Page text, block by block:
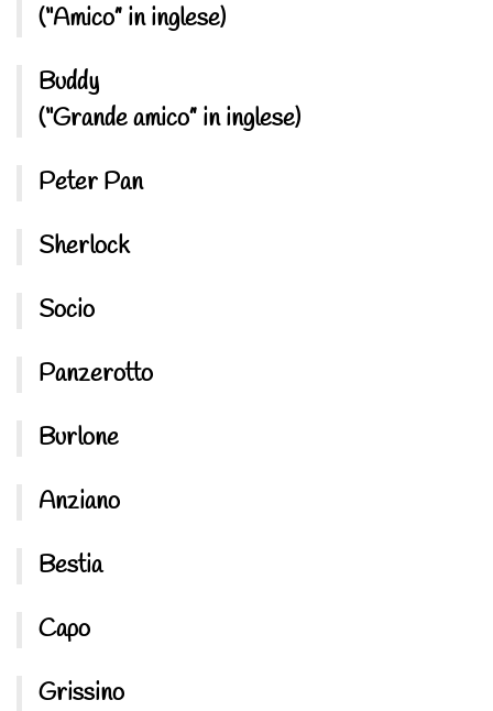
(“Amico” in inglese)
Buddy
(“Grande amico” in inglese)
Peter Pan
Sherlock
Socio
Panzerotto
Burlone
Anziano
Bestia
Capo
Grissino